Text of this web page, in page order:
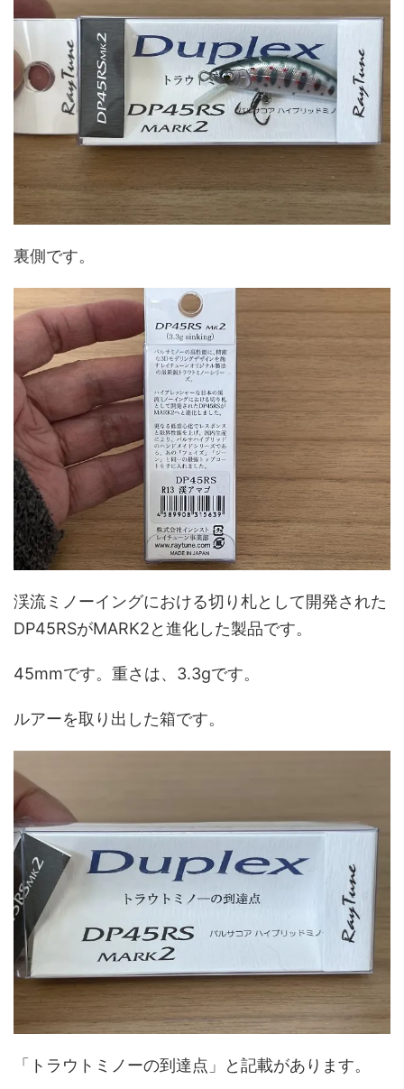
裏側です。
渓流ミノーイングにおける切り札として開発された
DP45RSがMARK2と進化した製品です。
45mmです。重さは、3.3gです。
ルアーを取り出した箱です。
「トラウトミノーの到達点」と記載があります。